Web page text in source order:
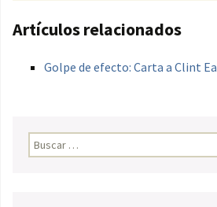
Artículos relacionados
Golpe de efecto: Carta a Clint
Buscar: